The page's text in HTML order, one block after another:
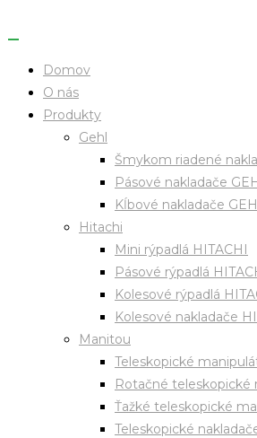
Domov
O nás
Produkty
Gehl
Šmykom riadené
Pásové nakladače
Kĺbové nakladače
Hitachi
Mini rýpadlá HITACHI
Pásové rýpadlá
Kolesové rýpadlá
Kolesové nakladače
Manitou
Teleskopické
Rotačné teleskopické
Ťažké teleskopické
Teleskopické